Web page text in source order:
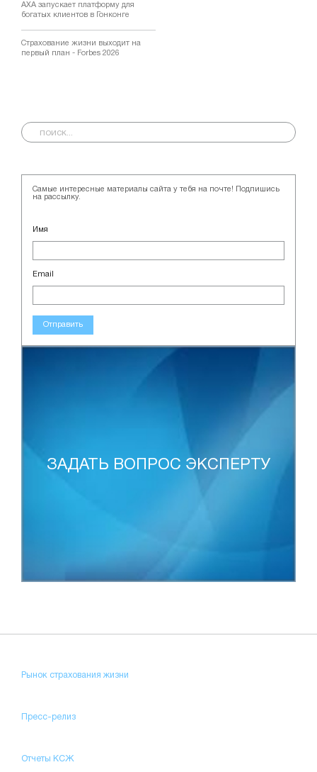
AXA запускает платформу для
богатых клиентов в Гонконге
Страхование жизни выходит на
первый план - Forbes 2026
Самые интересные материалы сайта у тебя на почте! Подпишись
на рассылку.
Имя
Email
Отправить
ЗАДАТЬ ВОПРОС ЭКСПЕРТУ
Рынок страхования жизни
Пресс-релиз
Отчеты КСЖ